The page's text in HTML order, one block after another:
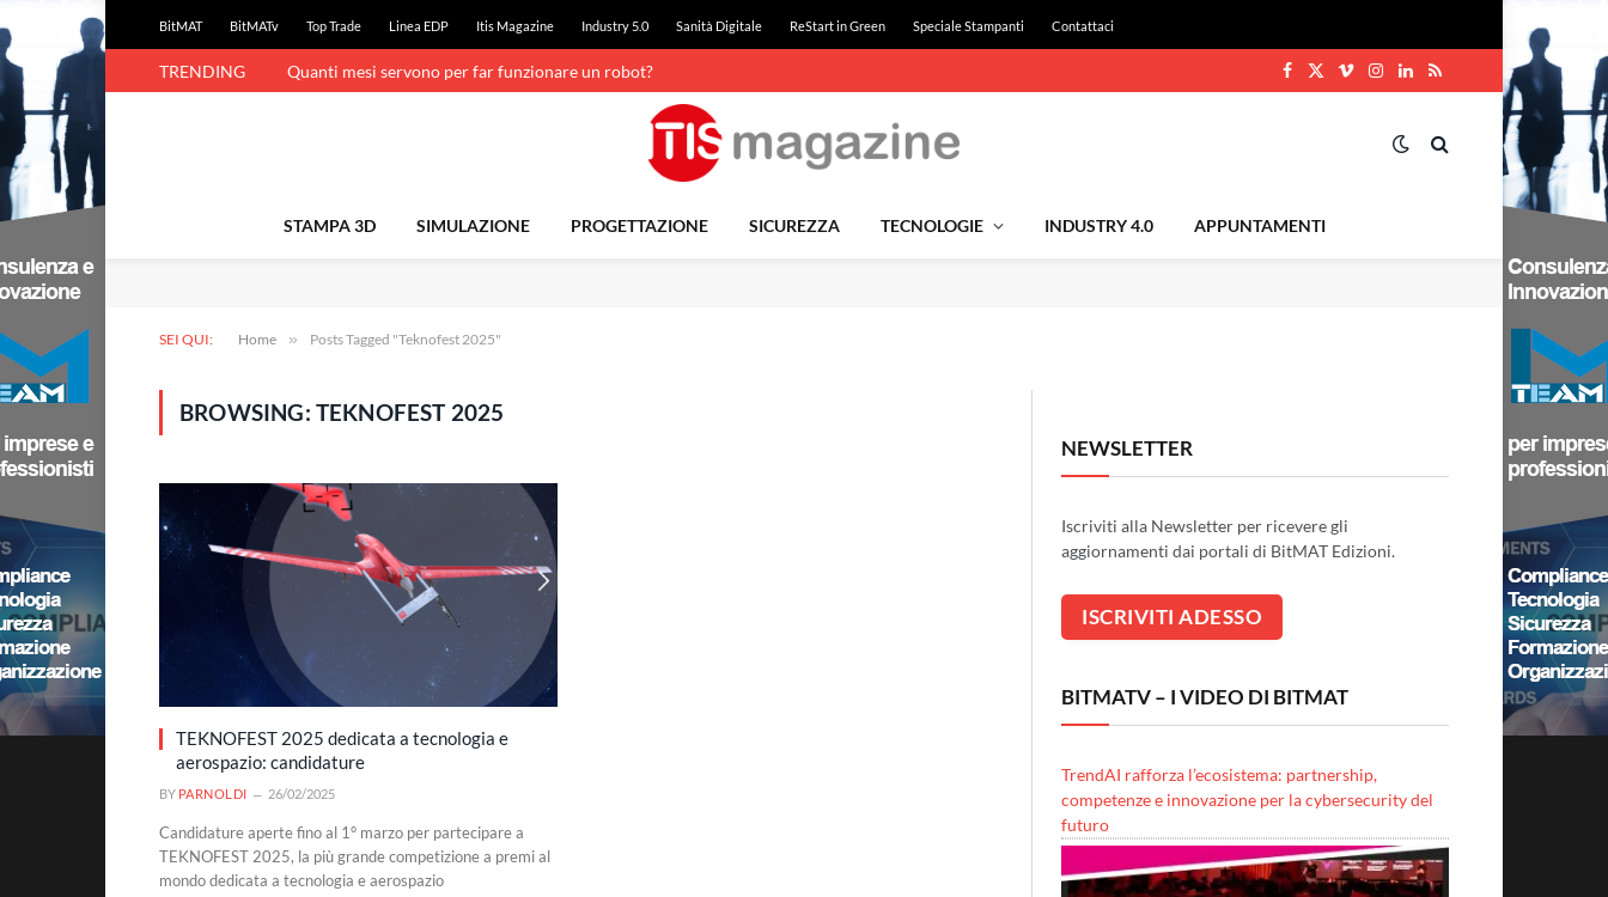
BitMAT BitMATv Top Trade Linea EDP Itis Magazine Industry 5.0 Sanità Digitale ReStart in Green Speciale Stampanti Contattaci
TRENDING Quanti mesi servono per far funzionare un robot?
Facebook
X
VimeoInstagram
LinkedIn
RSS
STAMPA 3D SIMULAZIONE PROGETTAZIONE SICUREZZA TECNOLOGIE INDUSTRY 4.0 APPUNTAMENTI
SEI QUI: Home » Posts Tagged "Teknofest 2025"
BROWSING: TEKNOFEST 2025
TEKNOFEST 2025 dedicata a tecnologia e
aerospazio: candidature
BY PARNOLDI 26/02/2025
Candidature aperte fino al 1° marzo per partecipare a
TEKNOFEST 2025, la più grande competizione a premi al
mondo dedicata a tecnologia e aerospazio
NEWSLETTER
Iscriviti alla Newsletter per ricevere gli
aggiornamenti dai portali di BitMAT Edizioni.
BITMATV – I VIDEO DI BITMAT
TrendAI rafforza l’ecosistema: partnership,
competenze e innovazione per la cybersecurity del
futuro